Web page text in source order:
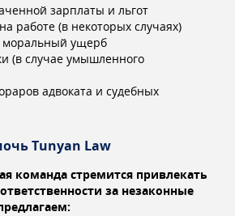
зарплаты и льгот
работе (в некоторых случаях)
ущерб
(в случае умышленного
адвоката и судебных
Tunyan Law
команда стремится привлекать
за незаконные